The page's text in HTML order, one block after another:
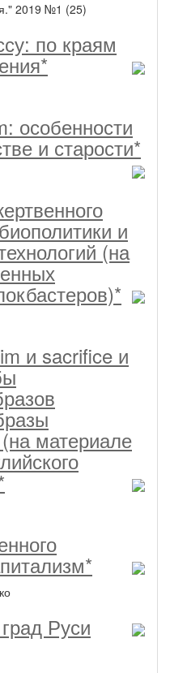
2019 №1 (25)
по краям
особенности
и старости*
и
(на
и sacrifice и
материале
Руси